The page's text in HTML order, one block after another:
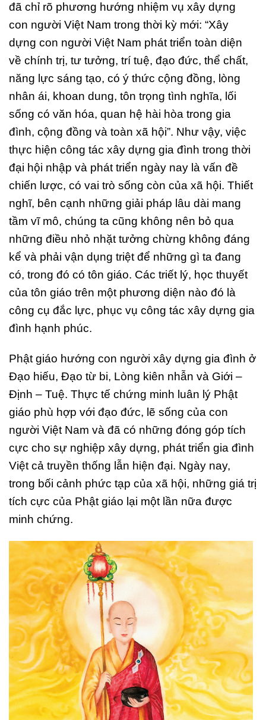
đã chỉ rõ phương hướng nhiệm vụ xây dựng
con người Việt Nam trong thời kỳ mới: “Xây
dựng con người Việt Nam phát triển toàn diện
về chính trị, tư tưởng, trí tuệ, đạo đức, thể chất,
năng lực sáng tạo, có ý thức cộng đồng, lòng
nhân ái, khoan dung, tôn trọng tình nghĩa, lối
sống có văn hóa, quan hệ hài hòa trong gia
đình, cộng đồng và toàn xã hội”. Như vậy, việc
thực hiện công tác xây dựng gia đình trong thời
đại hội nhập và phát triển ngày nay là vấn đề
chiến lược, có vai trò sống còn của xã hội. Thiết
nghĩ, bên cạnh những giải pháp lâu dài mang
tầm vĩ mô, chúng ta cũng không nên bỏ qua
những điều nhỏ nhặt tưởng chừng không đáng
kể và phải vận dụng triệt để những gì ta đang
có, trong đó có tôn giáo. Các triết lý, học thuyết
của tôn giáo trên một phương diện nào đó là
công cụ đắc lực, phục vụ công tác xây dựng gia
đình hạnh phúc.
Phật giáo hướng con người xây dựng gia đình ở
Đạo hiếu, Đạo từ bi, Lòng kiên nhẫn và Giới –
Định – Tuệ. Thực tế chứng minh luân lý Phật
giáo phù hợp với đạo đức, lẽ sống của con
người Việt Nam và đã có những đóng góp tích
cực cho sự nghiệp xây dựng, phát triển gia đình
Việt cả truyền thống lẫn hiện đại. Ngày nay,
trong bối cảnh phức tạp của xã hội, những giá trị
tích cực của Phật giáo lại một lần nữa được
minh chứng.